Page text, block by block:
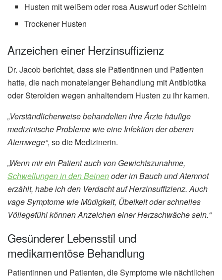
Husten mit weißem oder rosa Auswurf oder Schleim
Trockener Husten
Anzeichen einer Herzinsuffizienz
Dr. Jacob berichtet, dass sie Patientinnen und Patienten
hatte, die nach monatelanger Behandlung mit Antibiotika
oder Steroiden wegen anhaltendem Husten zu ihr kamen.
„Verständlicherweise behandelten ihre Ärzte häufige
medizinische Probleme wie eine Infektion der oberen
Atemwege“, so die Medizinerin.
„Wenn mir ein Patient auch von Gewichtszunahme,
Schwellungen in den Beinenoder im Bauch und Atemnot
erzählt, habe ich den Verdacht auf Herzinsuffizienz. Auch
vage Symptome wie Müdigkeit, Übelkeit oder schnelles
Völlegefühl können Anzeichen einer Herzschwäche sein.“
Gesünderer Lebensstil und
medikamentöse Behandlung
Patientinnen und Patienten, die Symptome wie nächtlichen